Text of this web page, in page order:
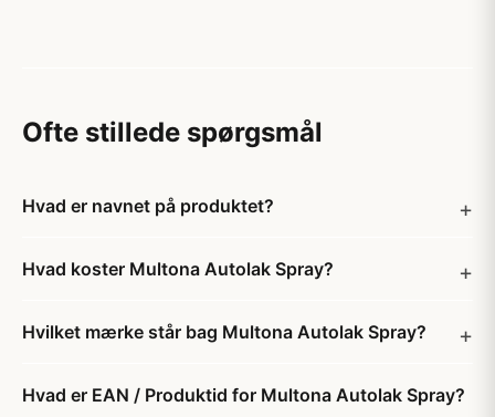
Ofte stillede spørgsmål
Hvad er navnet på produktet?
Hvad koster Multona Autolak Spray?
Hvilket mærke står bag Multona Autolak Spray?
Hvad er EAN / Produktid for Multona Autolak Spray?